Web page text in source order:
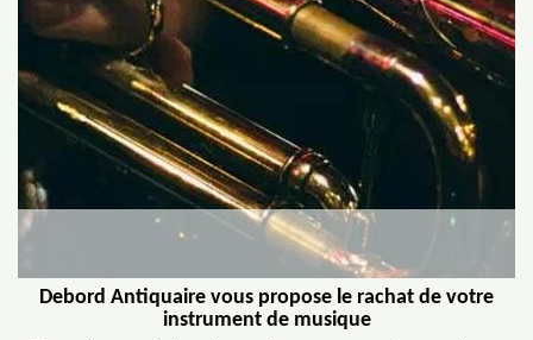
Debord Antiquaire vous propose le rachat de votre
instrument de musique